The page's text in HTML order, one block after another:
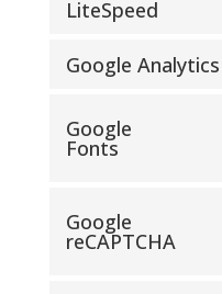
LiteSpeed
Google Analytics
Google
Fonts
Google
reCAPTCHA